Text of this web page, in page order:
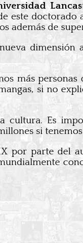
este doctorado
además de
dimensión
más
si no
cultura. Es
si
por parte del